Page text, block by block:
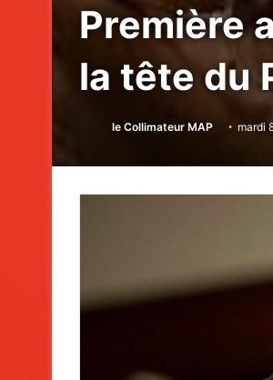
Première
la tête du
le Collimateur MAP mardi